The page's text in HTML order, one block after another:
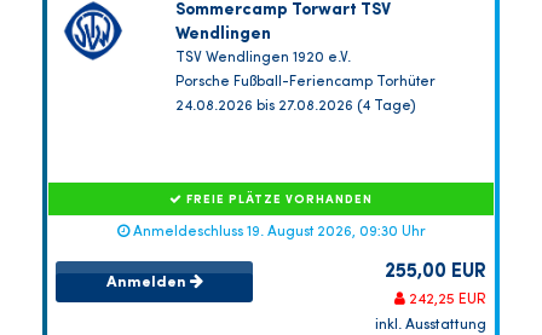
Sommercamp Torwart TSV
Wendlingen
TSV Wendlingen 1920 e.V.
Porsche Fußball-Feriencamp Torhüter
24.08.2026 bis 27.08.2026 (4 Tage)
FREIE PLÄTZE VORHANDEN
Anmeldeschluss 19. August 2026, 09:30 Uhr
Anmelden 255,00 EUR
242,25 EUR
inkl. Ausstattung